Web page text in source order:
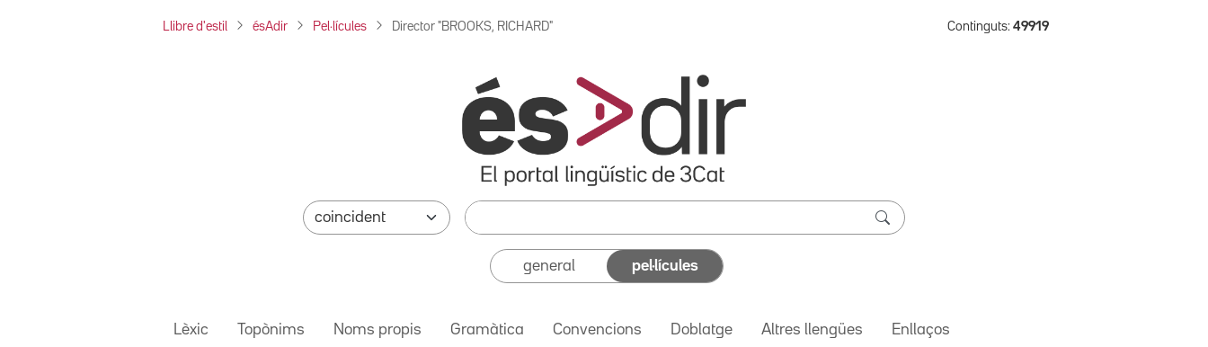
Llibre d'estil ésAdir Pel·lícules Director "BROOKS, RICHARD" Continguts: 49919
general pel·lícules
Lèxic Topònims Noms propis Gramàtica Convencions Doblatge Altres llengües Enllaços